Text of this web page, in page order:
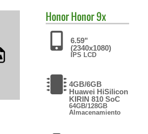
HonorHonor 9x
6.59"
(2340x1080)
IPS LCD
4GB/6GB
Huawei HiSilicon
KIRIN 810 SoC
64GB/128GB
Almacenamiento